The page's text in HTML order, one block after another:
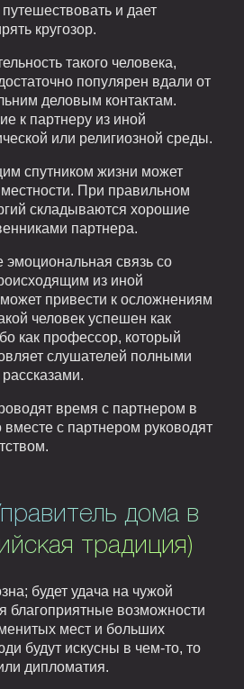
и дает
кругозор.
такого человека,
популярен вдали от
деловым контактам.
к партнеру из иной
или религиозной среды.
спутником жизни может
При правильном
складываются хорошие
партнера.
эмоциональная связь со
из иной
привести к осложнениям
человек успешен как
как профессор, который
слушателей полными
время с партнером в
с партнером руководят
дома в
традиция)
будет удача на чужой
благоприятные возможности
мест и больших
будут искусны в чем-то, то
дипломатия.